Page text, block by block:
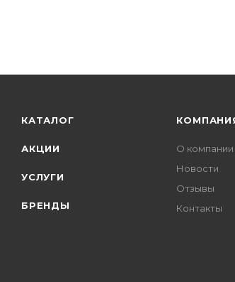
КАТАЛОГ
АКЦИИ
УСЛУГИ
БРЕНДЫ
О компании
Новости
Отзывы
Контакты